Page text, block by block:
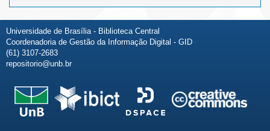
Universidade de Brasília - Biblioteca Central
Coordenadoria de Gestão da Informação Digital - GID
(61) 3107-2683
repositorio@unb.br